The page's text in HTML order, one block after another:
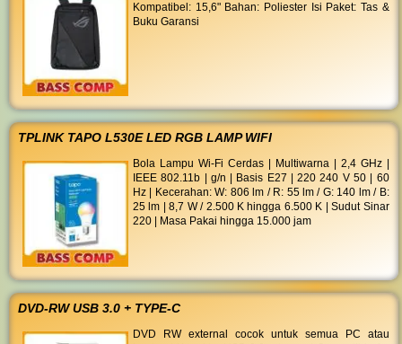
Kompatibel: 15,6" Bahan: Poliester Isi Paket: Tas &
Buku Garansi
TPLINK TAPO L530E LED RGB LAMP WIFI
Bola Lampu Wi-Fi Cerdas | Multiwarna | 2,4 GHz |
IEEE 802.11b | g/n | Basis E27 | 220 240 V 50 | 60
Hz | Kecerahan: W: 806 lm / R: 55 lm / G: 140 lm / B:
25 lm | 8,7 W / 2.500 K hingga 6.500 K | Sudut Sinar
220 | Masa Pakai hingga 15.000 jam
DVD-RW USB 3.0 + TYPE-C
DVD RW external cocok untuk semua PC atau